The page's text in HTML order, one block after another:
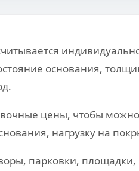
основания,
цены, чтобы
нагрузку на
парковки,